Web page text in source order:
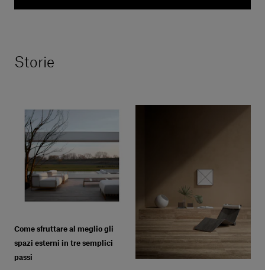
Storie
Come sfruttare al meglio gli
spazi esterni in tre semplici
passi